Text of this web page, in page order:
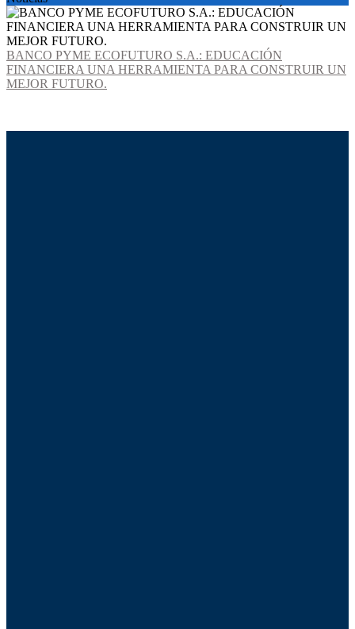
BANCO PYME ECOFUTURO S.A.: EDUCACIÓN
FINANCIERA UNA HERRAMIENTA PARA CONSTRUIR UN
MEJOR FUTURO.